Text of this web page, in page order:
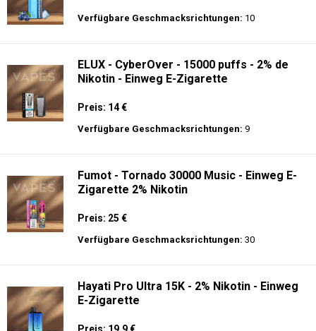
Verfügbare Geschmacksrichtungen: 10
ELUX - CyberOver - 15000 puffs - 2% de
Nikotin - Einweg E-Zigarette
Preis: 14 €
Verfügbare Geschmacksrichtungen: 9
Fumot - Tornado 30000 Music - Einweg E-
Zigarette 2% Nikotin
Preis: 25 €
Verfügbare Geschmacksrichtungen: 30
Hayati Pro Ultra 15K - 2% Nikotin - Einweg
E-Zigarette